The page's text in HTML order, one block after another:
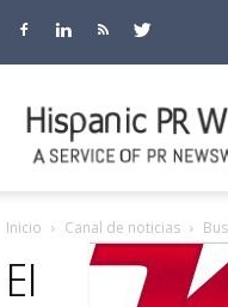
Inicio Canal de noticias
El